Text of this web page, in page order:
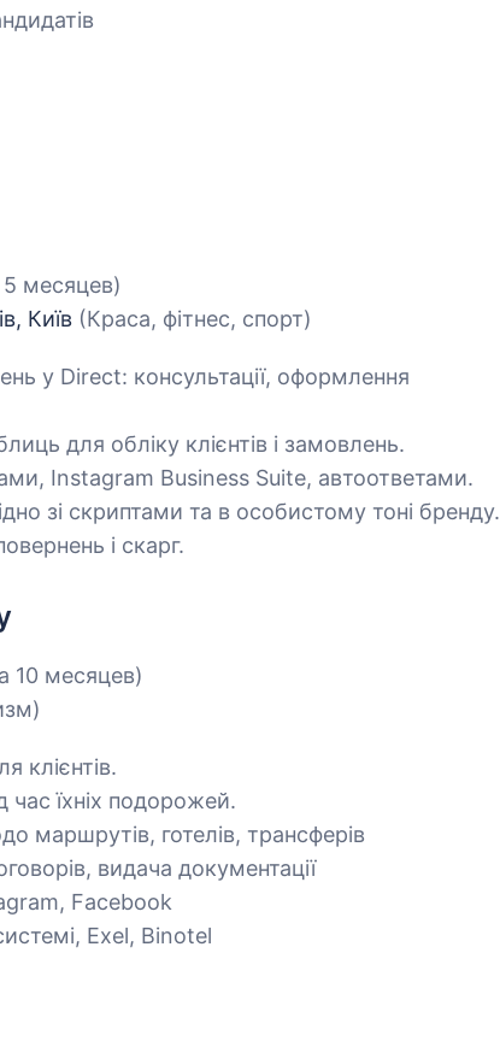
5 месяцев)
Київ (Краса, фітнес, спорт)
у Direct: консультації, оформлення
для обліку клієнтів і замовлень.
Instagram Business Suite, автоответами.
зі скриптами та в особистому тоні бренду.
і скарг.
10 месяцев)
клієнтів.
час їхніх подорожей.
маршрутів, готелів, трансферів
видача документації
Facebook
Exel, Binotel